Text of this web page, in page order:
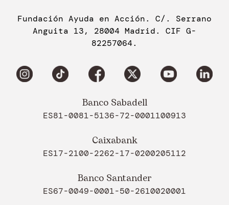
Fundación Ayuda en Acción. C/. Serrano
Anguita 13, 28004 Madrid. CIF G-
82257064.
Banco Sabadell
ES81-0081-5136-72-0001100913
Caixabank
ES17-2100-2262-17-0200205112
Banco Santander
ES67-0049-0001-50-2610020001